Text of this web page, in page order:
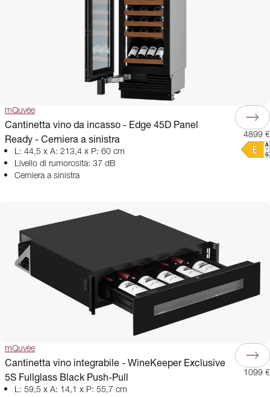
mQuvée
Cantinetta vino da incasso - Edge 45D Panel
Ready - Cerniera a sinistra
L: 44,5 x A: 213,4 x P: 60 cm
Livello di rumorosità: 37 dB
Cerniera a sinistra
4899 €
mQuvée
Cantinetta vino integrabile - WineKeeper Exclusive
5S Fullglass Black Push-Pull
L: 59,5 x A: 14,1 x P: 55,7 cm
1099 €